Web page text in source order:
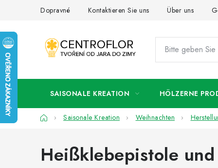
Dopravné Kontaktieren Sie uns Über uns
SAISONALE KREATION HÖLZERNE
StartseiteSaisonale Kreation Weihnachten
Heißklebepistole